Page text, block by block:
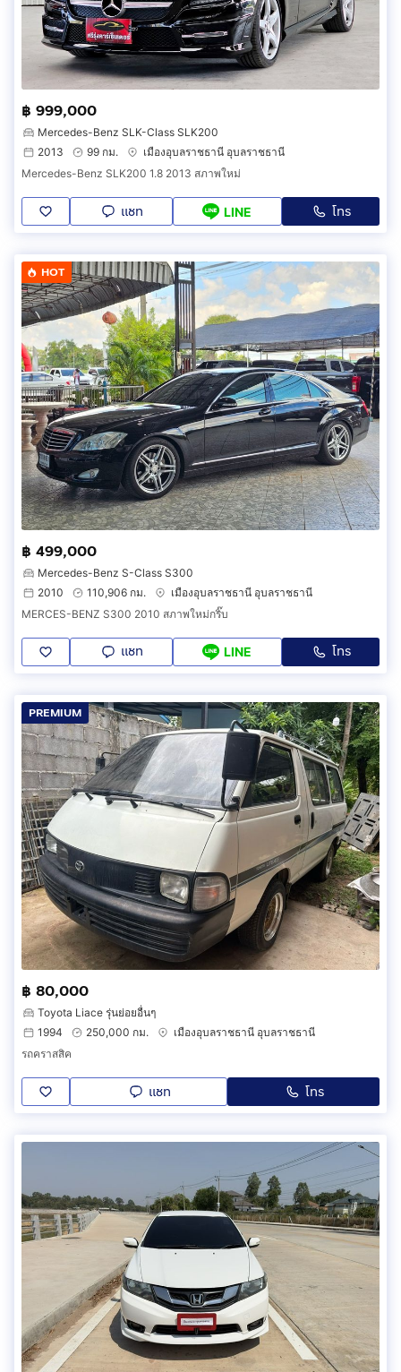
฿ 999,000
Mercedes-Benz SLK-Class SLK200
2013
99 กม.
เมืองอุบลราชธานี อุบลราชธานี
Mercedes-Benz SLK200 1.8 2013 สภาพใหม่
แชท LINE โทร
HOT
฿ 499,000
Mercedes-Benz S-Class S300
2010
110,906 กม.
เมืองอุบลราชธานี อุบลราชธานี
MERCES-BENZ S300 2010 สภาพใหม่กริ๊บ
แชท LINE โทร
PREMIUM
฿ 80,000
Toyota Liace รุ่นย่อยอื่นๆ
1994
250,000 กม.
เมืองอุบลราชธานี อุบลราชธานี
รถคราสสิค
แชท โทร